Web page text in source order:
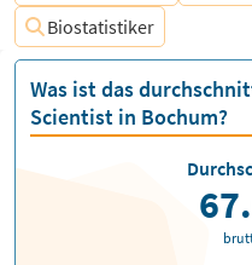
Biostatistiker
Was ist das
Scientist in Bochum?